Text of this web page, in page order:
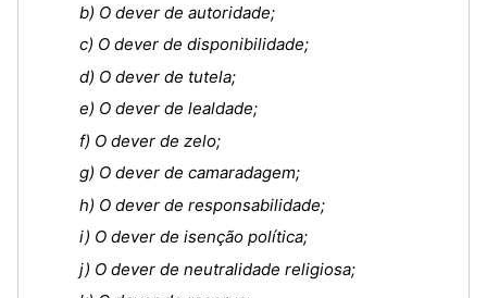
b) O dever de autoridade;
c) O dever de disponibilidade;
d) O dever de tutela;
e) O dever de lealdade;
f) O dever de zelo;
g) O dever de camaradagem;
h) O dever de responsabilidade;
i) O dever de isenção política;
j) O dever de neutralidade religiosa;